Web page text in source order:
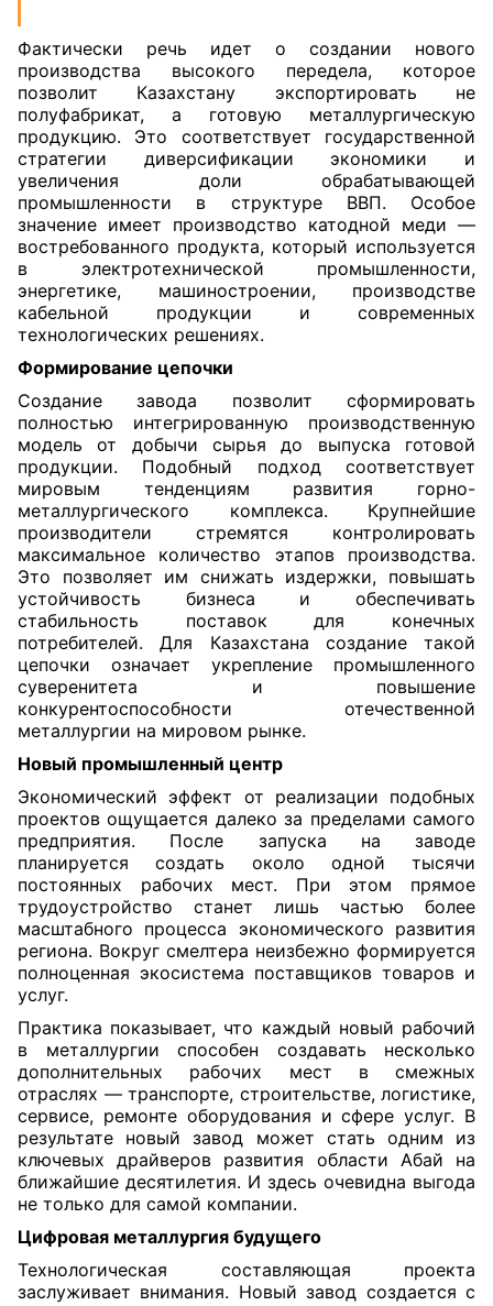
Фактически речь идет о создании нового
производства высокого передела, которое
позволит Казахстану экспортировать не
полуфабрикат, а готовую металлургическую
продукцию. Это соответствует государственной
стратегии диверсификации экономики и
увеличения доли обрабатывающей
промышленности в структуре ВВП. Особое
значение имеет производство катодной меди —
востребованного продукта, который используется
в электротехнической промышленности,
энергетике, машиностроении, производстве
кабельной продукции и современных
технологических решениях.
Формирование цепочки
Создание завода позволит сформировать
полностью интегрированную производственную
модель от добычи сырья до выпуска готовой
продукции. Подобный подход соответствует
мировым тенденциям развития горно-
металлургического комплекса. Крупнейшие
производители стремятся контролировать
максимальное количество этапов производства.
Это позволяет им снижать издержки, повышать
устойчивость бизнеса и обеспечивать
стабильность поставок для конечных
потребителей. Для Казахстана создание такой
цепочки означает укрепление промышленного
суверенитета и повышение
конкурентоспособности отечественной
металлургии на мировом рынке.
Новый промышленный центр
Экономический эффект от реализации подобных
проектов ощущается далеко за пределами самого
предприятия. После запуска на заводе
планируется создать около одной тысячи
постоянных рабочих мест. При этом прямое
трудоустройство станет лишь частью более
масштабного процесса экономического развития
региона. Вокруг смелтера неизбежно формируется
полноценная экосистема поставщиков товаров и
услуг.
Практика показывает, что каждый новый рабочий
в металлургии способен создавать несколько
дополнительных рабочих мест в смежных
отраслях — транспорте, строительстве, логистике,
сервисе, ремонте оборудования и сфере услуг. В
результате новый завод может стать одним из
ключевых драйверов развития области Абай на
ближайшие десятилетия. И здесь очевидна выгода
не только для самой компании.
Цифровая металлургия будущего
Технологическая составляющая проекта
заслуживает внимания. Новый завод создается с